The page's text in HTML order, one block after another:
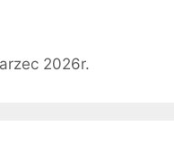
2026r.